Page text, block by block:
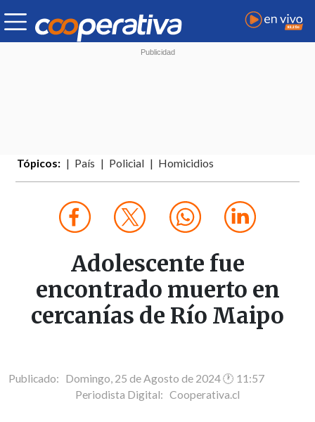
Tópicos: País Policial Homicidios
Adolescente fue
encontrado muerto en
cercanías de Río Maipo
Publicado: Domingo, 25 de Agosto de 2024 🕐 11:57
Periodista Digital: Cooperativa.cl